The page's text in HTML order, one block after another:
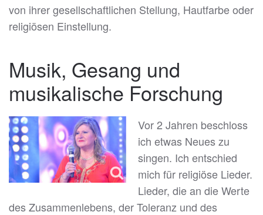
von ihrer gesellschaftlichen Stellung, Hautfarbe oder
religiösen Einstellung.
Musik, Gesang und
musikalische Forschung
Vor 2 Jahren beschloss
ich etwas Neues zu
singen. Ich entschied
mich für religiöse Lieder.
Lieder, die an die Werte
des Zusammenlebens, der Toleranz und des